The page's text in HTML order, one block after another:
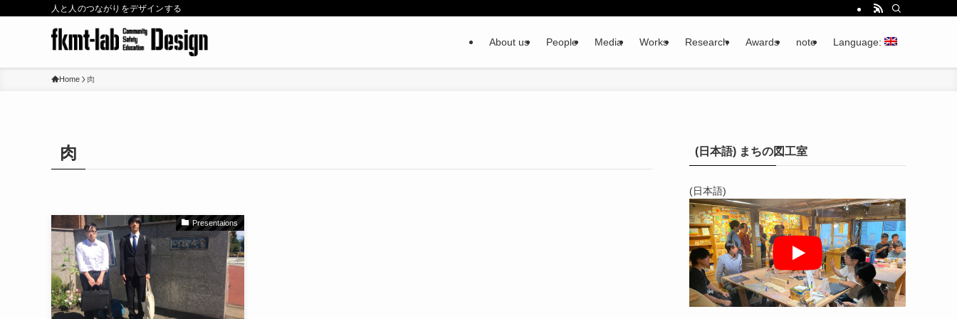
人と人のつながりをデザインする
About us People Media Works Research Awards note Language:
Home 肉
肉
Presentaions
(日本語) まちの図工室
(日本語)